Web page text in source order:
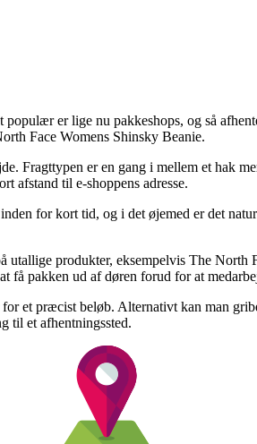
er lige nu pakkeshops, og så
Face Womens Shinsky Beanie.
Fragttypen er en gang i mellem et hak
afstand til e-shoppens adresse.
for kort tid, og i det øjemed er det
produkter, eksempelvis The North
få pakken ud af døren forud for at
et præcist beløb. Alternativt kan man
til et afhentningssted.